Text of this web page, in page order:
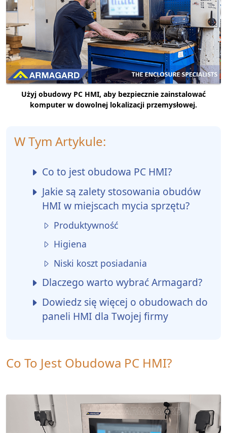
Użyj obudowy PC HMI, aby bezpiecznie zainstalować
komputer w dowolnej lokalizacji przemysłowej.
W Tym Artykule:
Co to jest obudowa PC HMI?
Jakie są zalety stosowania obudów
HMI w miejscach mycia sprzętu?
Produktywność
Higiena
Niski koszt posiadania
Dlaczego warto wybrać Armagard?
Dowiedz się więcej o obudowach do
paneli HMI dla Twojej firmy
Co To Jest Obudowa PC HMI?